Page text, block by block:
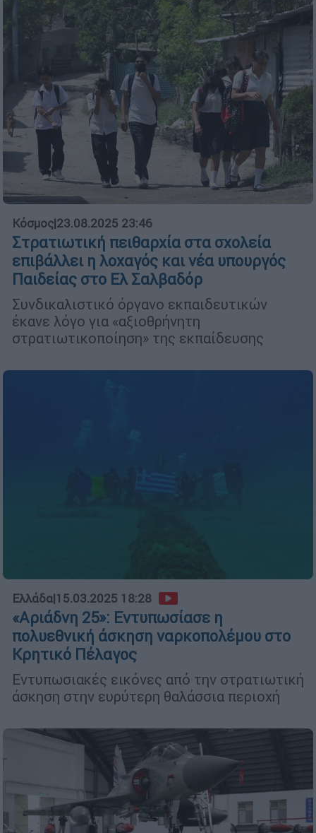
Κόσμος|23.08.2025 23:46
Στρατιωτική πειθαρχία στα σχολεία
επιβάλλει η λοχαγός και νέα υπουργός
Παιδείας στο Ελ Σαλβαδόρ
Συνδικαλιστικό όργανο εκπαιδευτικών
έκανε λόγο για «αξιοθρήνητη
στρατιωτικοποίηση» της εκπαίδευσης
Ελλάδα|15.03.2025 18:28
«Αριάδνη 25»: Εντυπωσίασε η
πολυεθνική άσκηση ναρκοπολέμου στο
Κρητικό Πέλαγος
Εντυπωσιακές εικόνες από την στρατιωτική
άσκηση στην ευρύτερη θαλάσσια περιοχή